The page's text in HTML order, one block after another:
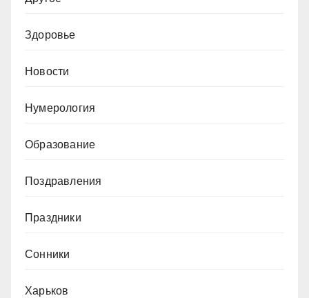
Здоровье
Новости
Нумерология
Образование
Поздравления
Праздники
Сонники
Харьков